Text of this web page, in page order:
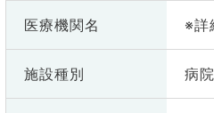
医療機関名 ※詳
施設種別 病